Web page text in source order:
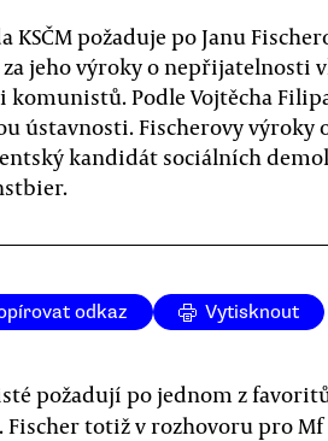
KSČM požaduje po Janu
jeho výroky o nepřijatelnosti
komunistů. Podle Vojtěcha
ústavnosti. Fischerovy výroky
kandidát sociálních
odkaz Vytisknout
požadují po jednom z
totiž v rozhovoru pro